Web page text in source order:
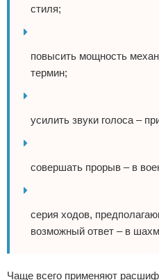
стиля;
повысить мощность
термин;
усилить звуки голоса –
совершать прорыв – в
серия ходов,
возможный ответ – в
Чаще всего применяют